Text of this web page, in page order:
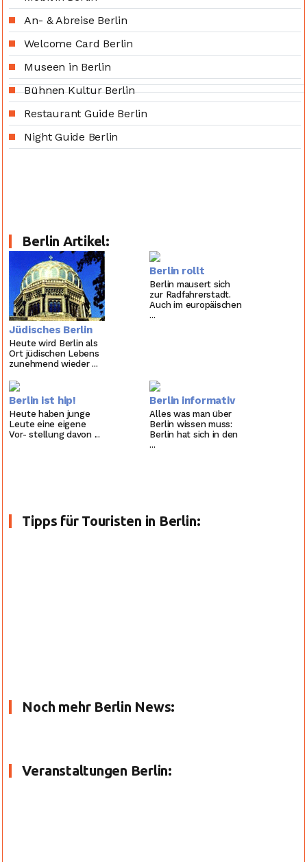
An- & Abreise Berlin
Welcome Card Berlin
Museen in Berlin
Bühnen Kultur Berlin
Restaurant Guide Berlin
Night Guide Berlin
Berlin Artikel:
Jüdisches Berlin
Heute wird Berlin als
Ort jüdischen Lebens
zunehmend wieder ...
Berlin rollt
Berlin mausert sich
zur Radfahrerstadt.
Auch im europäischen
...
Berlin ist hip!
Heute haben junge
Leute eine eigene
Vor- stellung davon ...
Berlin informativ
Alles was man über
Berlin wissen muss:
Berlin hat sich in den
...
Tipps für Touristen in Berlin:
Noch mehr Berlin News:
Veranstaltungen Berlin: